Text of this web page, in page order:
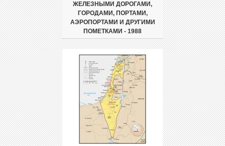
ЖЕЛЕЗНЫМИ ДОРОГАМИ,
ГОРОДАМИ, ПОРТАМИ,
АЭРОПОРТАМИ И ДРУГИМИ
ПОМЕТКАМИ - 1988